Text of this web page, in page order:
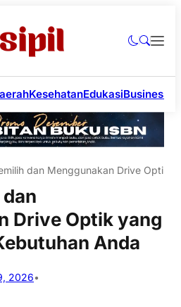
KesehatanEdukasiBusiness
dan Menggunakan Drive Optik
Drive Optik yang
Anda
2026•